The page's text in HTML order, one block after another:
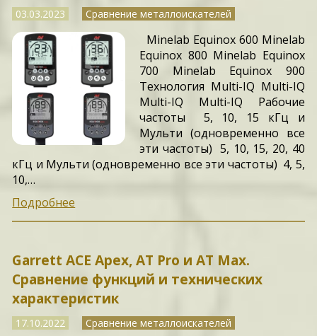
03.03.2023 Сравнение металлоискателей
Minelab Equinox 600 Minelab
Equinox 800 Minelab Equinox
700 Minelab Equinox 900
Технология Multi-IQ Multi-IQ
Multi-IQ Multi-IQ Рабочие
частоты 5, 10, 15 кГц и
Мульти (одновременно все
эти частоты) 5, 10, 15, 20, 40
кГц и Мульти (одновременно все эти частоты) 4, 5,
10,…
Подробнее
Garrett ACE Apex, AT Pro и AT Max.
Сравнение функций и технических
характеристик
17.10.2022 Сравнение металлоискателей